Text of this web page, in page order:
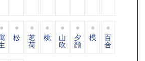
松 茗
荷
桃 山
吹
夕
顔
楪 百
合